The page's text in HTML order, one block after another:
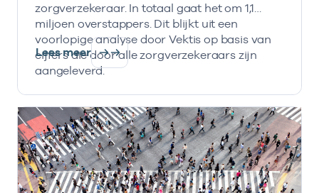
zorgverzekeraar. In totaal gaat het om 1,1
miljoen overstappers. Dit blijkt uit een
voorlopige analyse door Vektis op basis van
cijfers die door alle zorgverzekeraars zijn
aangeleverd.
Lees meer